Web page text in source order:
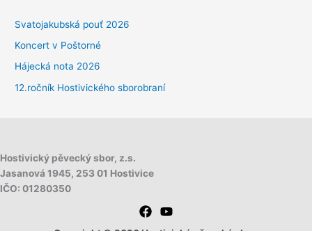
Svatojakubská pouť 2026
Koncert v Poštorné
Hájecká nota 2026
12.ročník Hostivického sborobraní
Hostivický pěvecký sbor, z.s.
Jasanová 1945, 253 01 Hostivice
IČO: 01280350